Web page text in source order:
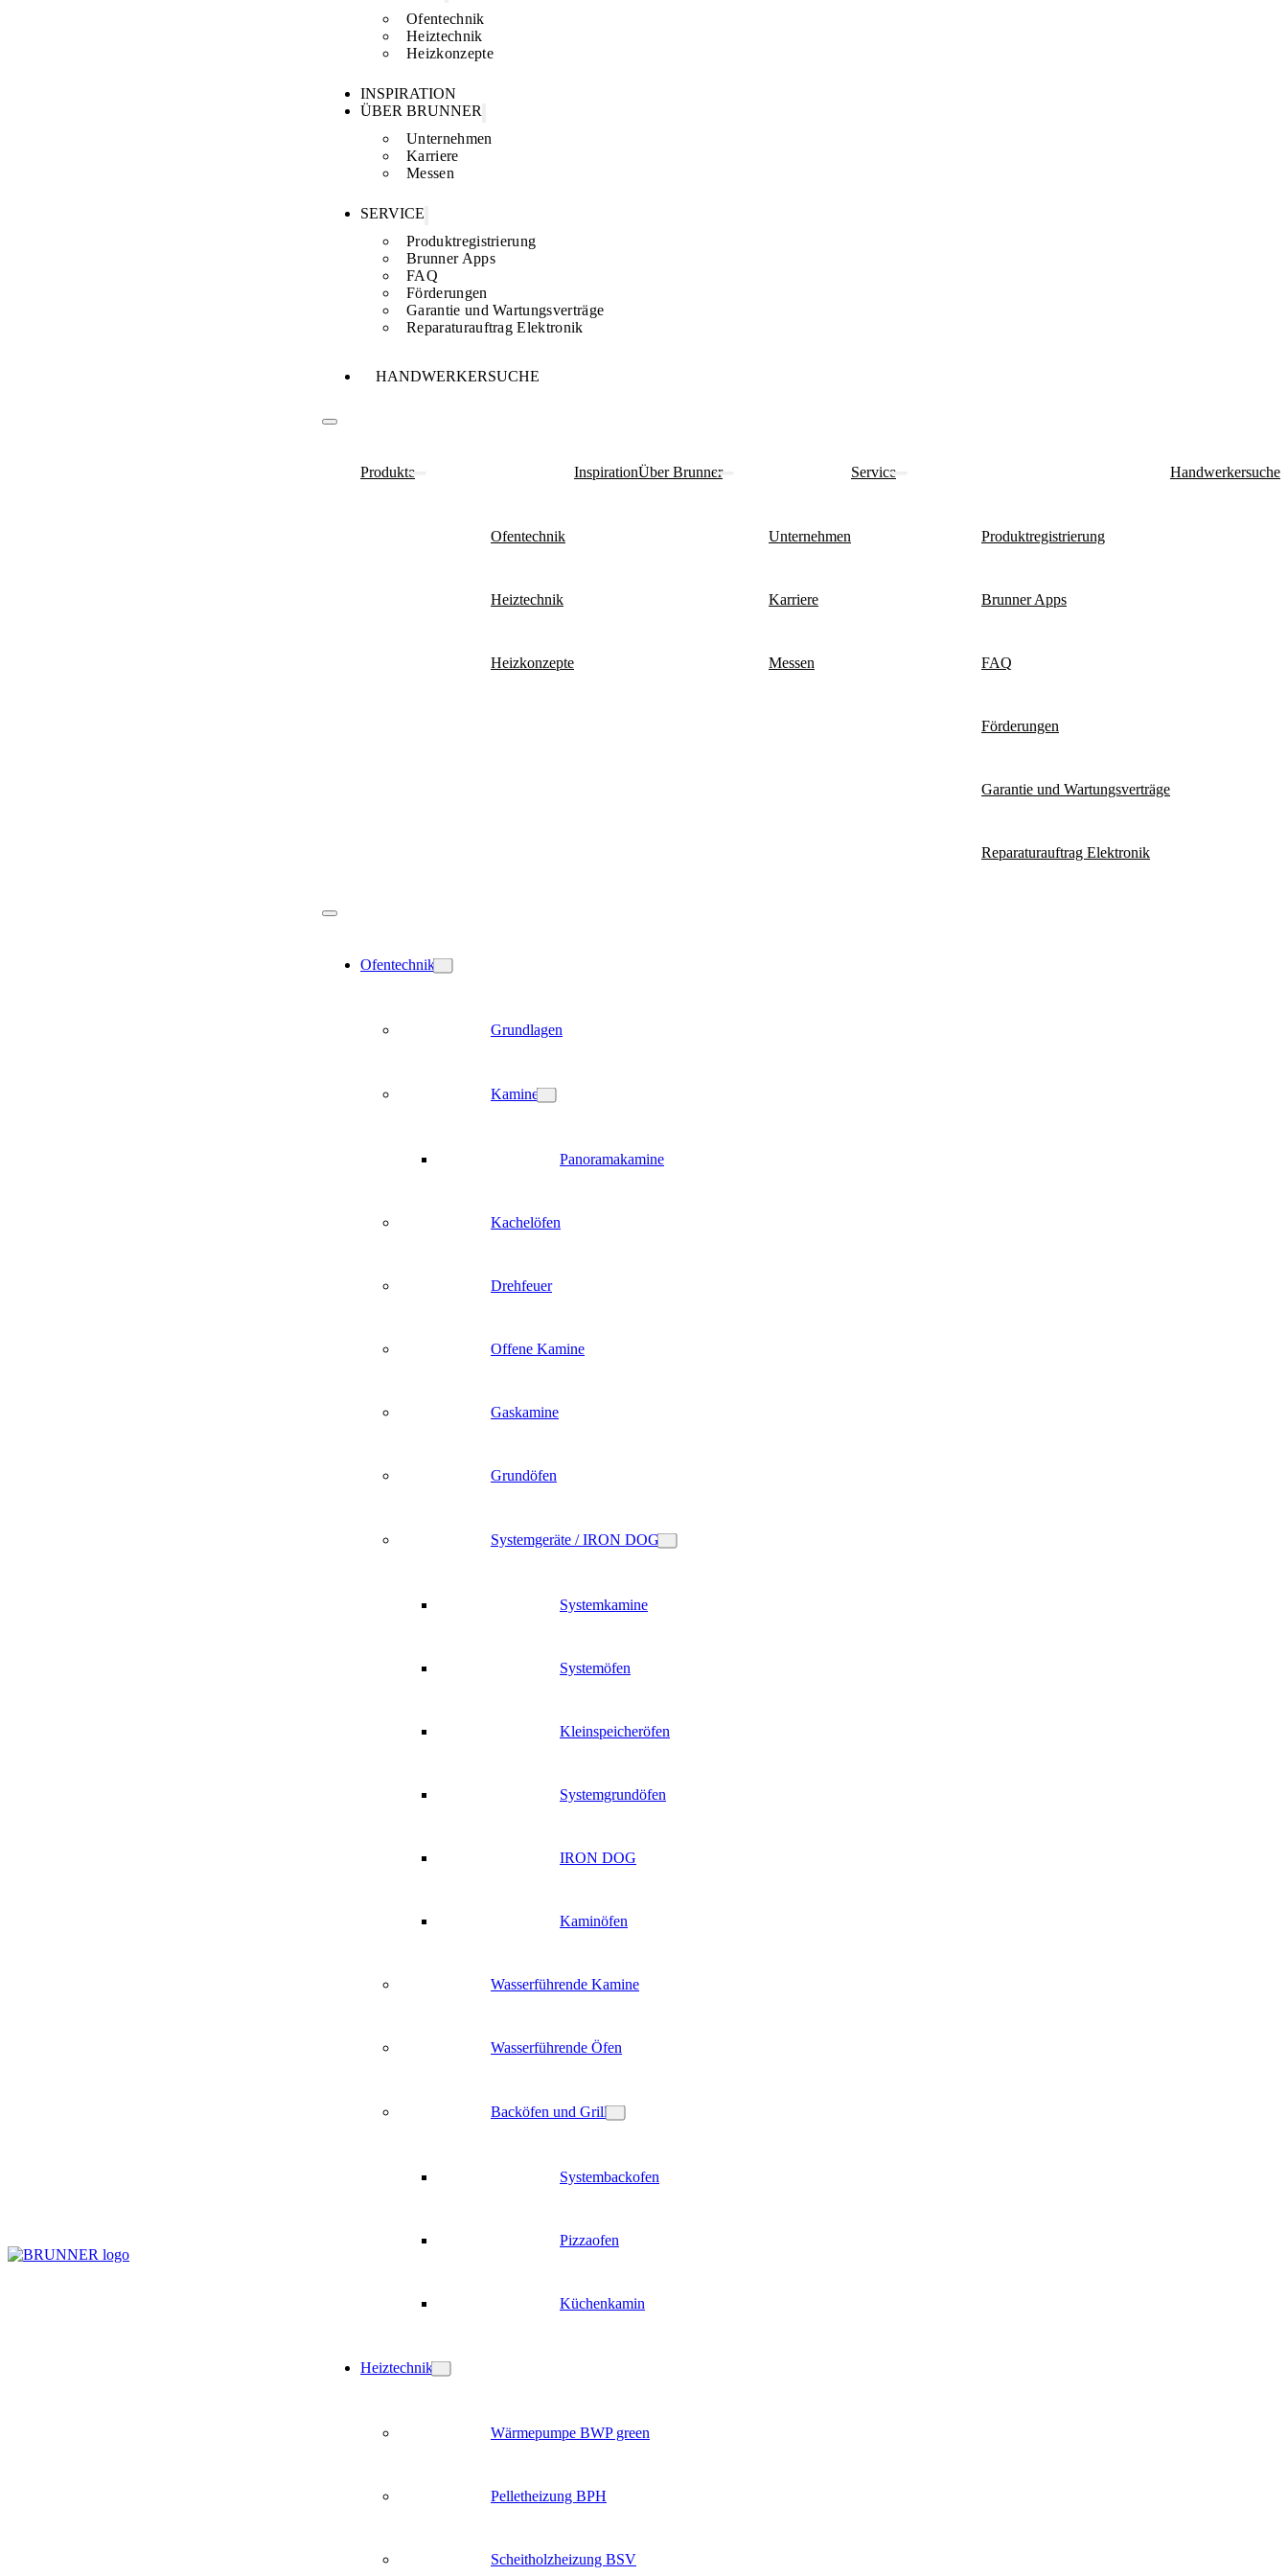
Ofentechnik
Heiztechnik
Heizkonzepte
INSPIRATION
ÜBER BRUNNER
Unternehmen
Karriere
Messen
SERVICE
Produktregistrierung
Brunner Apps
FAQ
Förderungen
Garantie und Wartungsverträge
Reparaturauftrag Elektronik
HANDWERKERSUCHE
Produkte
Ofentechnik
Heiztechnik
Heizkonzepte
InspirationÜber Brunner
Unternehmen
Karriere
Messen
Service
Produktregistrierung
Brunner Apps
FAQ
Förderungen
Garantie und Wartungsverträge
Reparaturauftrag Elektronik
Handwerkersuche
Ofentechnik
Grundlagen
Kamine
Panoramakamine
Kachelöfen
Drehfeuer
Offene Kamine
Gaskamine
Grundöfen
Systemgeräte / IRON DOG
Systemkamine
Systemöfen
Kleinspeicheröfen
Systemgrundöfen
IRON DOG
Kaminöfen
Wasserführende Kamine
Wasserführende Öfen
Backöfen und Grill
Systembackofen
Pizzaofen
Küchenkamin
Heiztechnik
Wärmepumpe BWP green
Pelletheizung BPH
Scheitholzheizung BSV